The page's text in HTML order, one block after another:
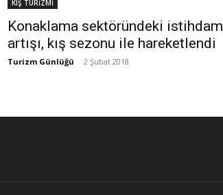
KIŞ TURİZMİ
Konaklama sektöründeki istihdam
artışı, kış sezonu ile hareketlendi
Turizm Günlüğü - 2 Şubat 2018